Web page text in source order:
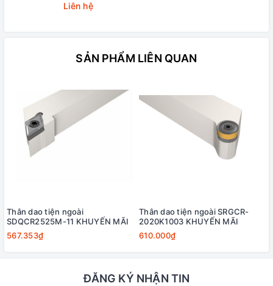
Liên hệ
SẢN PHẨM LIÊN QUAN
Thân dao tiện ngoài
SDQCR2525M-11 KHUYẾN MÃI
567.353₫
Thân dao tiện ngoài SRGCR-
2020K1003 KHUYẾN MÃI
610.000₫
ĐĂNG KÝ NHẬN TIN